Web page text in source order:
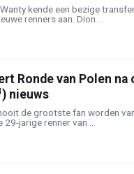
kende een bezige
renners aan. Dion ...
Ronde van Polen na
nieuws
de grootste fan worden
jarige renner van ...